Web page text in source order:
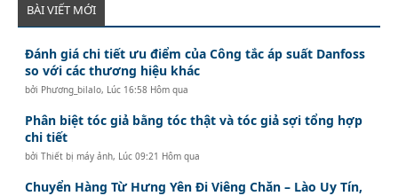
BÀI VIẾT MỚI
Đánh giá chi tiết ưu điểm của Công tắc áp suất Danfoss
so với các thương hiệu khác
bởi Phương_bilalo, Lúc 16:58 Hôm qua
Phân biệt tóc giả bằng tóc thật và tóc giả sợi tổng hợp
chi tiết
bởiThiết bị máy ảnh, Lúc 09:21 Hôm qua
Chuyển Hàng Từ Hưng Yên Đi Viêng Chăn – Lào Uy Tín,